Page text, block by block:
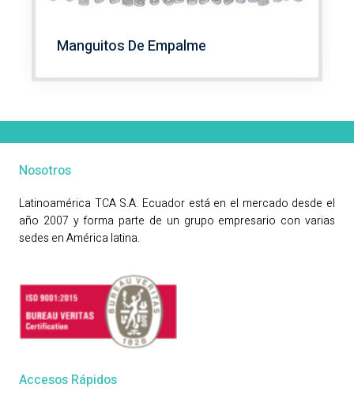
Manguitos De Empalme
Nosotros
Latinoamérica TCA S.A. Ecuador está en el mercado desde el
año 2007 y forma parte de un grupo empresario con varias
sedes en América latina.
Accesos Rápidos